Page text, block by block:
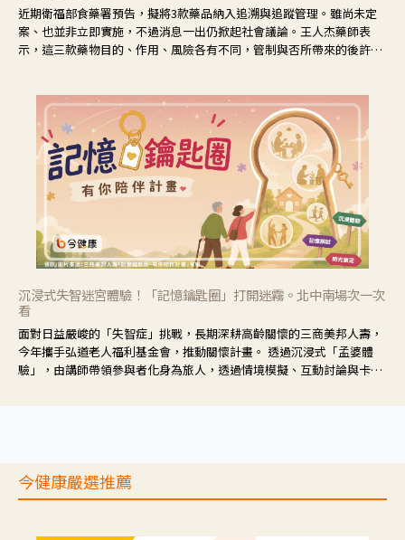
近期衛福部食藥署預告，擬將3款藥品納入追溯與追蹤管理。雖尚未定
案、也並非立即實施，不過消息一出仍掀起社會議論。王人杰藥師表
示，這三款藥物目的、作用、風險各有不同，管制與否所帶來的後許影
沉浸式失智迷宮體驗！「記憶鑰匙圈」打開迷霧。北中南場次一次
看
面對日益嚴峻的「失智症」挑戰，長期深耕高齡關懷的三商美邦人壽，
今年攜手弘道老人福利基金會，推動關懷計畫。 透過沉浸式「孟婆體
驗」，由講師帶領參與者化身為旅人，透過情境模擬、互動討論與卡牌
今健康嚴選推薦